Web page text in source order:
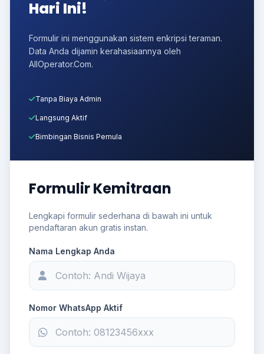
Hari Ini!
Formulir ini menggunakan sistem enkripsi teraman.
Data Anda dijamin kerahasiaannya oleh
AllOperator.Com.
Tanpa Biaya Admin
Langsung Aktif
Bimbingan Bisnis Pemula
Formulir Kemitraan
Lengkapi formulir sederhana di bawah ini untuk
pendaftaran akun gratis instan.
Nama Lengkap Anda
Nomor WhatsApp Aktif